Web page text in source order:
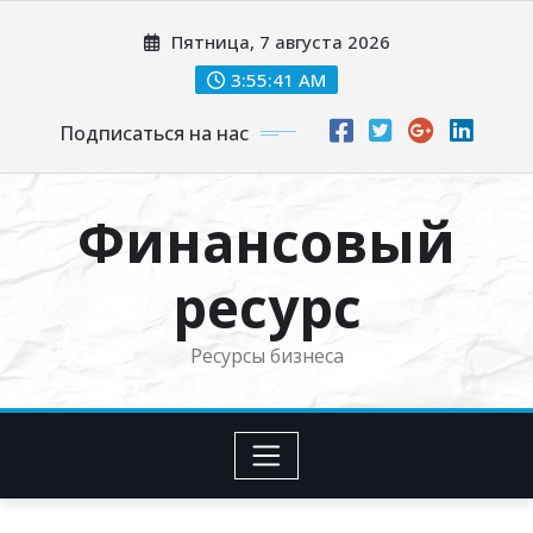
Пятница, 7 августа 2026
3:55:41 AM
Подписаться на нас
Финансовый
ресурс
Ресурсы бизнеса